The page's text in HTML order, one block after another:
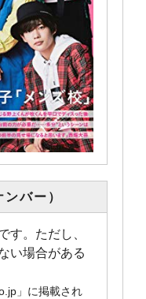
バー）
す。ただし、
い場合がある
」に掲載され